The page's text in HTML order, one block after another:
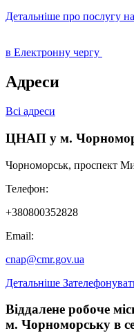
Детальніше про послугу
в Електронну чергу
Адреси
Всі адреси
ЦНАП у м.
Чорноморськ, проспект
Телефон:
+380800352828
Email:
cnap@cmr.gov.ua
Детальніше
Віддалене робоче
м. Чорноморську в